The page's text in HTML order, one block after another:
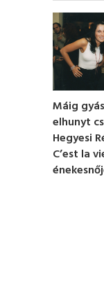
Máig
elhunyt
Hegyesi
C’est la